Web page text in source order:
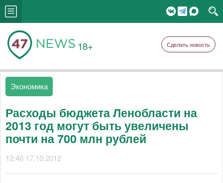
18+ Сделать новость
Экономика
Расходы бюджета Ленобласти на
2013 год могут быть увеличены
почти на 700 млн рублей
12:46 17.10.2012